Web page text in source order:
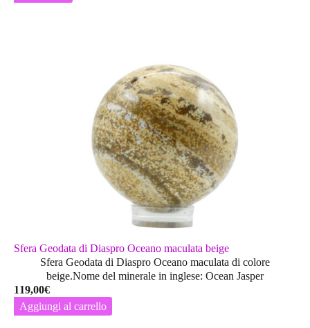
Sfera Geodata di Diaspro Oceano maculata beige
Sfera Geodata di Diaspro Oceano maculata di colore
beige.Nome del minerale in inglese: Ocean Jasper
119,00€
Aggiungi al carrello